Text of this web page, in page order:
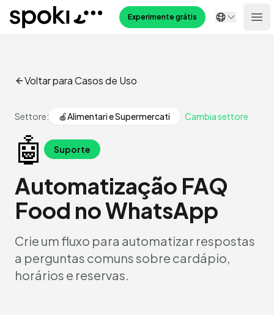
Spoki Experimente grátis
Voltar para Casos de Uso
Settore: 🍎Alimentari e Supermercati Cambia settore
🤖 Suporte
Automatização FAQ
Food no WhatsApp
Crie um fluxo para automatizar respostas
a perguntas comuns sobre cardápio,
horários e reservas.